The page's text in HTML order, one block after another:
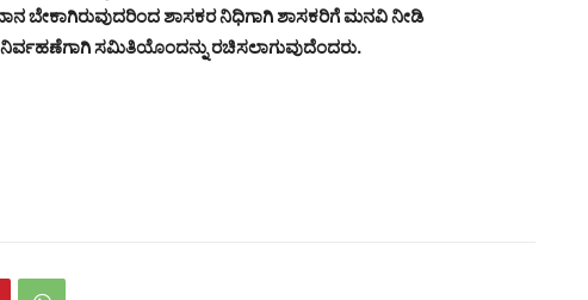
ಬೇಕಾಗಿರುವುದರಿಂದ ಶಾಸಕರ ನಿಧಿಗಾಗಿ ಶಾಸಕರಿಗೆ ಮನವಿ ನೀಡಿ
ಸಮಿತಿಯೊಂದನ್ನು ರಚಿಸಲಾಗುವುದೆಂದರು.